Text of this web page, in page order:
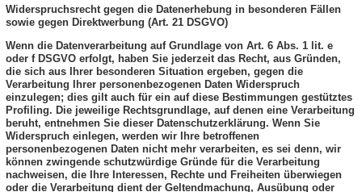
Widerspruchsrecht gegen die Datenerhebung in besonderen Fällen
sowie gegen Direktwerbung (Art. 21 DSGVO)
Wenn die Datenverarbeitung auf Grundlage von Art. 6 Abs. 1 lit. e
oder f DSGVO erfolgt, haben Sie jederzeit das Recht, aus Gründen,
die sich aus Ihrer besonderen Situation ergeben, gegen die
Verarbeitung Ihrer personenbezogenen Daten Widerspruch
einzulegen; dies gilt auch für ein auf diese Bestimmungen gestütztes
Profiling. Die jeweilige Rechtsgrundlage, auf denen eine Verarbeitung
beruht, entnehmen Sie dieser Datenschutzerklärung. Wenn Sie
Widerspruch einlegen, werden wir Ihre betroffenen
personenbezogenen Daten nicht mehr verarbeiten, es sei denn, wir
können zwingende schutzwürdige Gründe für die Verarbeitung
nachweisen, die Ihre Interessen, Rechte und Freiheiten überwiegen
oder die Verarbeitung dient der Geltendmachung, Ausübung oder